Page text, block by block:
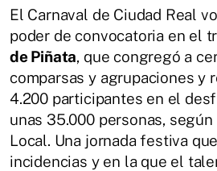
El Carnaval de Ciudad Real
poder de convocatoria en el
de Piñata, que congregó a
comparsas y agrupaciones y
4.200 participantes en el
unas 35.000 personas,
Local. Una jornada festiva
incidencias y en la que el